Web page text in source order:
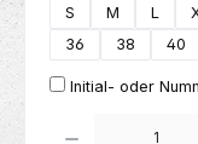
S
M L
36
38 40
Initial- oder
Produkt Anzahl: Gib den